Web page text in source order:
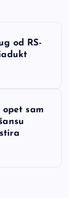
od RS-
opet sam